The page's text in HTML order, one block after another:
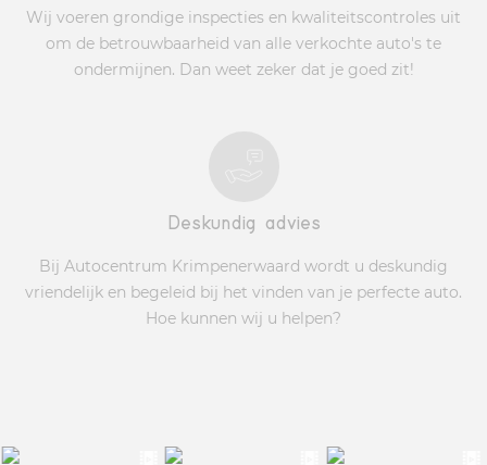
Wij voeren grondige inspecties en kwaliteitscontroles uit
om de betrouwbaarheid van alle verkochte auto's te
ondermijnen. Dan weet zeker dat je goed zit!
Deskundig advies
Bij Autocentrum Krimpenerwaard wordt u deskundig
vriendelijk en begeleid bij het vinden van je perfecte auto.
Hoe kunnen wij u helpen?